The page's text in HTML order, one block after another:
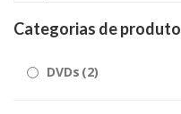
Categorias de produto
DVDs (2)